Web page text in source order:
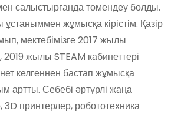
салыстырғанда төмендеу болды.
жұмысқа кірістім. Қазір
мектебімізге 2017 жылы
2019 жылы STEAM кабинеттері
келгеннен бастап жұмысқа
артты. Себебі әртүрлі жаңа
3D принтерлер, робототехника